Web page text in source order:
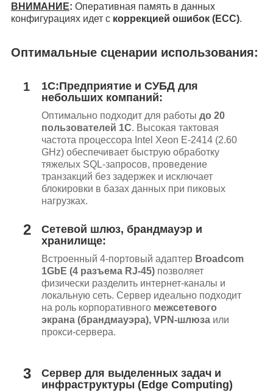
ВНИМАНИЕ: Оперативная память в данных
конфигурациях идет с коррекцией ошибок (ECC).
Оптимальные сценарии использования:
1
1С:Предприятие и СУБД для
небольших компаний:
Оптимально подходит для работы до 20
пользователей 1С. Высокая тактовая
частота процессора Intel Xeon E-2414 (2.60
GHz) обеспечивает быструю обработку
тяжелых SQL-запросов, проведение
транзакций без задержек и исключает
блокировки в базах данных при пиковых
нагрузках.
2
Сетевой шлюз, брандмауэр и
хранилище:
Встроенный 4-портовый адаптер Broadcom
1GbE (4 разъема RJ-45) позволяет
физически разделить интернет-каналы и
локальную сеть. Сервер идеально подходит
на роль корпоративного межсетевого
экрана (брандмауэра), VPN-шлюза или
прокси-сервера.
3
Сервер для выделенных задач и
инфраструктуры (Edge Computing)